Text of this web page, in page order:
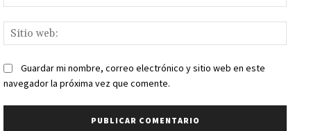
web:
Guardar mi nombre, correo electrónico y sitio web en este
navegador la próxima vez que comente.